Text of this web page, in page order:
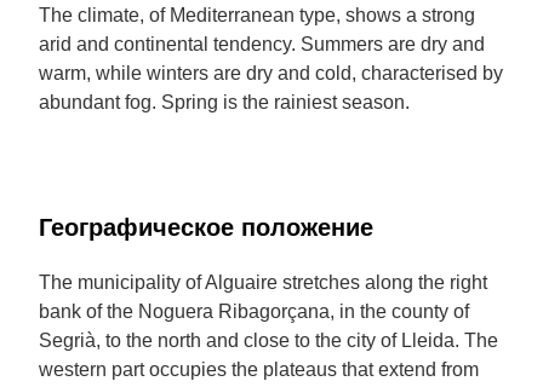
The climate, of Mediterranean type, shows a strong
arid and continental tendency. Summers are dry and
warm, while winters are dry and cold, characterised by
abundant fog. Spring is the rainiest season.
Географическое положение
The municipality of Alguaire stretches along the right
bank of the Noguera Ribagorçana, in the county of
Segrià, to the north and close to the city of Lleida. The
western part occupies the plateaus that extend from